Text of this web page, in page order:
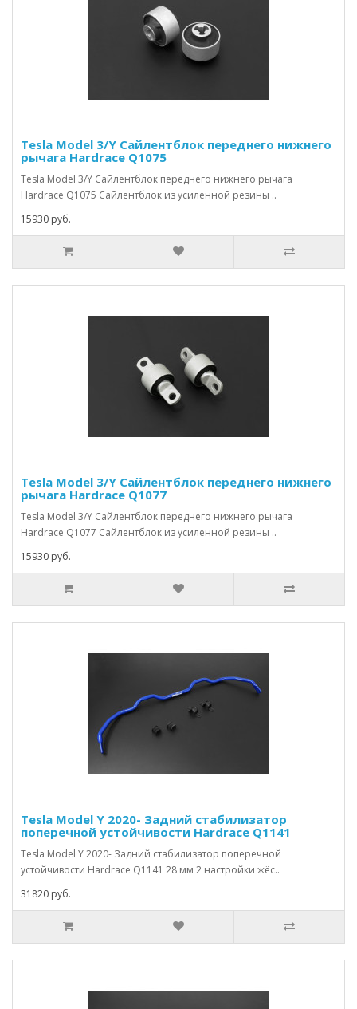
Tesla Model 3/Y Сайлентблок переднего нижнего
рычага Hardrace Q1075
Tesla Model 3/Y Сайлентблок переднего нижнего рычага
Hardrace Q1075 Сайлентблок из усиленной резины ..
15930 руб.
Tesla Model 3/Y Сайлентблок переднего нижнего
рычага Hardrace Q1077
Tesla Model 3/Y Сайлентблок переднего нижнего рычага
Hardrace Q1077 Сайлентблок из усиленной резины ..
15930 руб.
Tesla Model Y 2020- Задний стабилизатор
поперечной устойчивости Hardrace Q1141
Tesla Model Y 2020- Задний стабилизатор поперечной
устойчивости Hardrace Q1141 28 мм 2 настройки жёс..
31820 руб.